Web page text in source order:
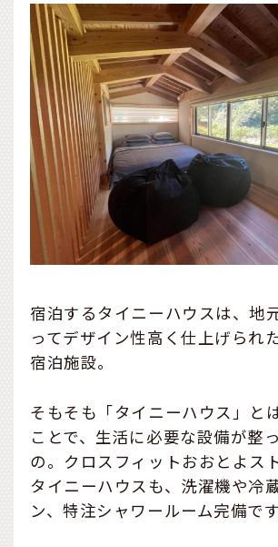
宿泊するタイニーハウスは、地
ってデザイン性高く仕上げられ
宿泊施設。
そもそも「タイニーハウス」と
ことで、生活に必要な設備が整
の。クロスフィットおおとよス
タイニーハウスも、洗濯機や冷
ン、特注シャワールーム完備です